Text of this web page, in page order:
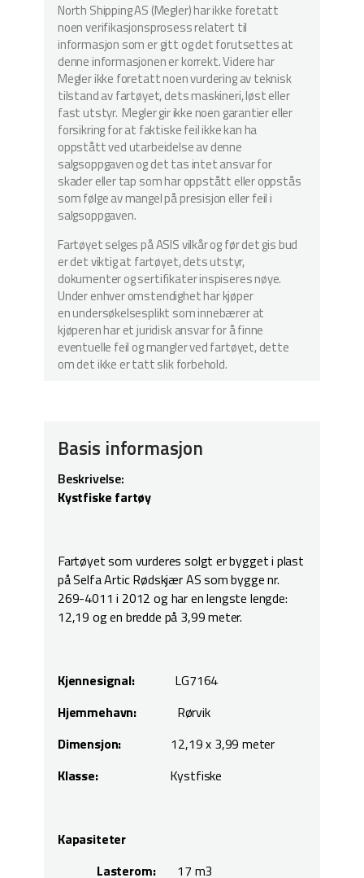
North Shipping AS (Megler) har ikke foretatt
noen verifikasjonsprosess relatert til
informasjon som er gitt og det forutsettes at
denne informasjonen er korrekt. Videre har
Megler ikke foretatt noen vurdering av teknisk
tilstand av fartøyet, dets maskineri, løst eller
fast utstyr. Megler gir ikke noen garantier eller
forsikring for at faktiske feil ikke kan ha
oppstått ved utarbeidelse av denne
salgsoppgaven og det tas intet ansvar for
skader eller tap som har oppstått eller oppstås
som følge av mangel på presisjon eller feil i
salgsoppgaven.
Fartøyet selges på ASIS vilkår og før det gis bud
er det viktig at fartøyet, dets utstyr,
dokumenter og sertifikater inspiseres nøye.
Under enhver omstendighet har kjøper
en undersøkelsesplikt som innebærer at
kjøperen har et juridisk ansvar for å finne
eventuelle feil og mangler ved fartøyet, dette
om det ikke er tatt slik forbehold.
Basis informasjon
Beskrivelse:
Kystfiske fartøy
Fartøyet som vurderes solgt er bygget i plast
på Selfa Artic Rødskjær AS som bygge nr.
269-4011 i 2012 og har en lengste lengde:
12,19 og en bredde på 3,99 meter.
Kjennesignal: LG7164
Hjemmehavn: Rørvik
Dimensjon: 12,19 x 3,99 meter
Klasse: Kystfiske
Kapasiteter
Lasterom: 17 m3